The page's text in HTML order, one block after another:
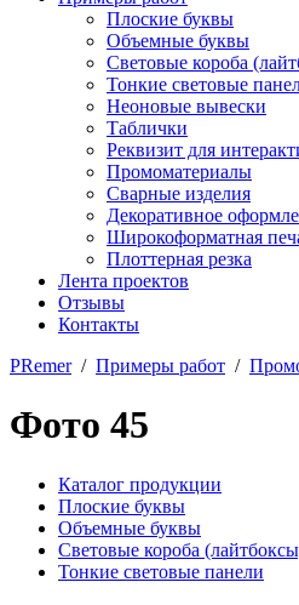
Плоские буквы
Объемные буквы
Световые короба
Тонкие световые
Неоновые вывески
Таблички
Реквизит для
Промоматериалы
Сварные изделия
Декоративное
Широкоформатная
Плоттерная резка
Лента проектов
Отзывы
Контакты
PRemer/ Примеры работ /
Фото 45
Каталог продукции
Плоские буквы
Объемные буквы
Световые короба
Тонкие световые панели